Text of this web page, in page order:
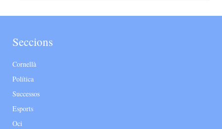
Seccions
Cornellà
Política
Successos
Esports
Oci